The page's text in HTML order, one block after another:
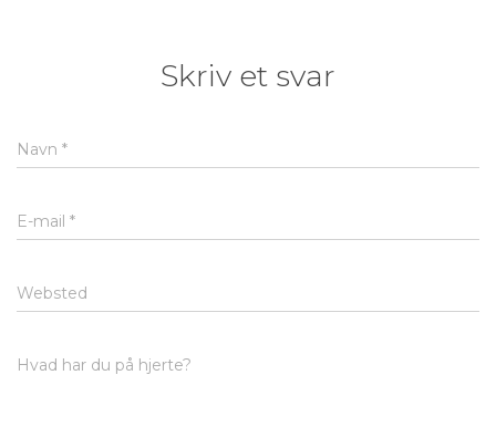
Skriv et svar
Navn *
E-mail *
Websted
Hvad har du på hjerte?